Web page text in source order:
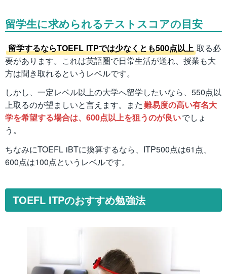
留学生に求められるテストスコアの目安
留学するならTOEFL ITPでは少なくとも500点以上 取る必
要があります。これは英語圏で日常生活が送れ、授業も大
方は聞き取れるというレベルです。
しかし、一定レベル以上の大学へ留学したいなら、550点以
上取るのが望ましいと言えます。また難易度の高い有名大
学を希望する場合は、600点以上を狙うのが良いでしょ
う。
ちなみにTOEFL iBTに換算するなら、ITP500点は61点、
600点は100点というレベルです。
TOEFL ITPのおすすめ勉強法